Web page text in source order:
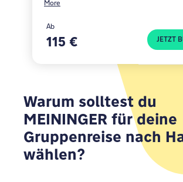
More
Ab
115 € JETZT
Warum solltest du
MEININGER für deine
Gruppenreise nach
wählen?